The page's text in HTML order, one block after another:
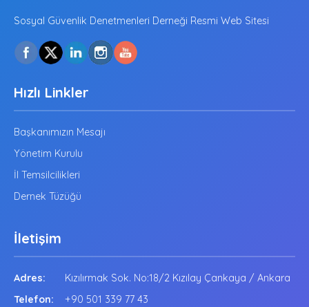
Sosyal Güvenlik Denetmenleri Derneği Resmi Web Sitesi
Hızlı Linkler
Başkanımızın Mesajı
Yönetim Kurulu
İl Temsilcilikleri
Dernek Tüzüğü
İletişim
Adres:
Kızılırmak Sok. No:18/2 Kızılay Çankaya / Ankara
Telefon:
+90 501 339 77 43